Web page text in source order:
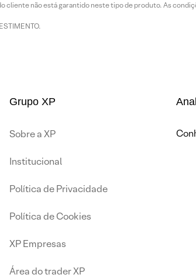
não está garantido neste tipo de produto. As
Grupo XP
Sobre a XP
Institucional
Política de Privacidade
Política de Cookies
XP Empresas
Área do trader XP